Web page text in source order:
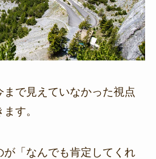
まで見えていなかった視点
す。
が「なんでも肯定してくれ